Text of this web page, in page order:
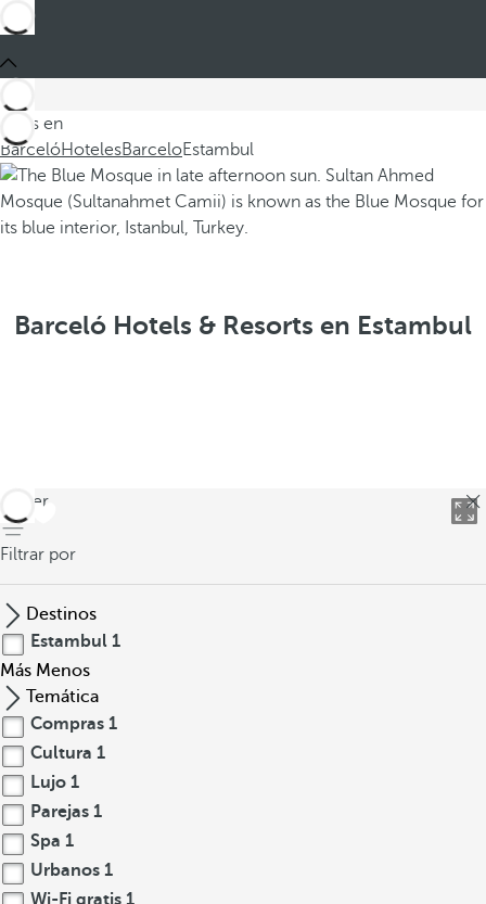
Estás en
BarcelóHotelesBarceloEstambul
Barceló Hotels & Resorts en Estambul
volver
Filtrar por
Destinos
Estambul 1
Más Menos
Temática
Compras 1
Cultura 1
Lujo 1
Parejas 1
Spa 1
Urbanos 1
Wi-Fi gratis 1